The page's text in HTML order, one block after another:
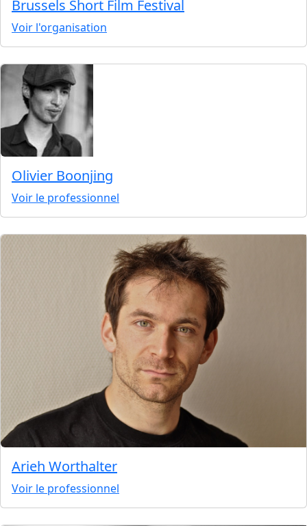
Brussels Short Film Festival
Voir l'organisation
Olivier Boonjing
Voir le professionnel
Arieh Worthalter
Voir le professionnel